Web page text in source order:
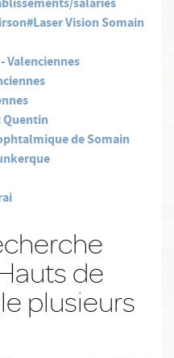
#Laser Vision Somain
Valenciennes
Quentin
de Somain
de
plusieurs